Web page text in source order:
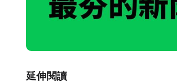
延伸閱讀